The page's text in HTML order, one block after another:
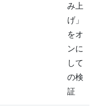
み上
げ」
をオ
ンに
して
の検
証